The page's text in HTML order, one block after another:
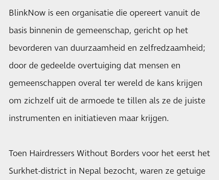
BlinkNow is een organisatie die opereert vanuit de
basis binnenin de gemeenschap, gericht op het
bevorderen van duurzaamheid en zelfredzaamheid;
door de gedeelde overtuiging dat mensen en
gemeenschappen overal ter wereld de kans krijgen
om zichzelf uit de armoede te tillen als ze de juiste
instrumenten en initiatieven maar krijgen.
Toen Hairdressers Without Borders voor het eerst het
Surkhet-district in Nepal bezocht, waren ze getuige